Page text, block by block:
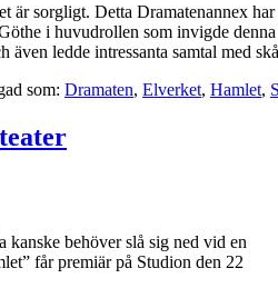
är sorgligt. Detta Dramatenannex
i huvudrollen som invigde
ledde intressanta samtal med
som: Dramaten, Elverket, Hamlet,
behöver slå sig ned vid en
får premiär på Studion den 22